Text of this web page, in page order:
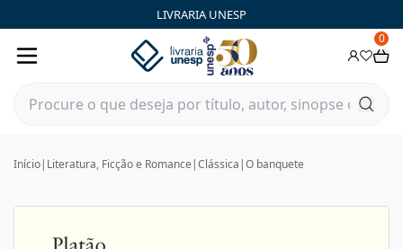
LIVRARIA UNESP
0
Início| Literatura, Ficção e Romance |Clássica |O banquete